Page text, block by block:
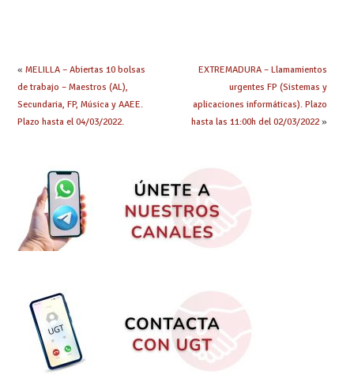
junio.
« MELILLA – Abiertas 10 bolsas
de trabajo – Maestros (AL),
Secundaria, FP, Música y AAEE.
Plazo hasta el 04/03/2022.
EXTREMADURA – Llamamientos
urgentes FP (Sistemas y
aplicaciones informáticas). Plazo
hasta las 11:00h del 02/03/2022»